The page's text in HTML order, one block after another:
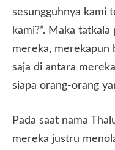
sesungguhnya kami
kami?”. Maka
mereka, merekapun
saja di antara
siapa orang-orang
Pada saat nama
mereka justru